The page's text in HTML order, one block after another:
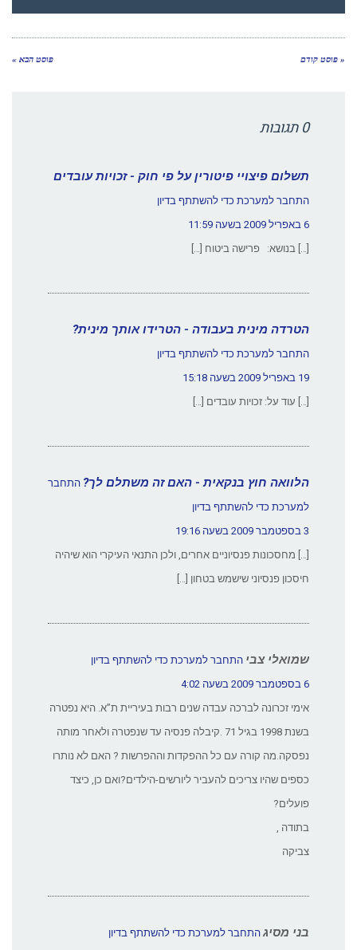
« פוסט קודם פוסט הבא »
0 תגובות
תשלום פיצויי פיטורין על פי חוק - זכויות עובדים
התחבר למערכת כדי להשתתף בדיון
6 באפריל 2009 בשעה 11:59
[…] בנושא: פרישה ביטוח […]
הטרדה מינית בעבודה - הטרידו אותך מינית?
התחבר למערכת כדי להשתתף בדיון
19 באפריל 2009 בשעה 15:18
[…] עוד על: זכויות עובדים […]
הלוואה חוץ בנקאית - האם זה משתלם לך? התחבר
למערכת כדי להשתתף בדיון
3 בספטמבר 2009 בשעה 19:16
[…] מחסכונות פנסיוניים אחרים, ולכן התנאי העיקרי הוא שיהיה
חיסכון פנסיוני שישמש בטחון […]
שמואלי צבי התחבר למערכת כדי להשתתף בדיון
6 בספטמבר 2009 בשעה 4:02
אימי זכרונה לברכה עבדה שנים רבות בעיריית ת”א. היא נפטרה
בשנת 1998 בגיל 71 .קיבלה פנסיה עד שנפטרה ולאחר מותה
נפסקה.מה קורה עם כל ההפקדות וההפרשות ? האם לא נותרו
כספים שהיו צריכים להעביר ליורשים-הילדים?ואם כן, כיצד
פועלים?
בתודה ,
צביקה
בני מסיג התחבר למערכת כדי להשתתף בדיון